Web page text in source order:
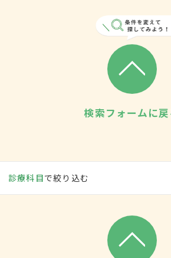
検索フォームに戻
診療科目で絞り込む